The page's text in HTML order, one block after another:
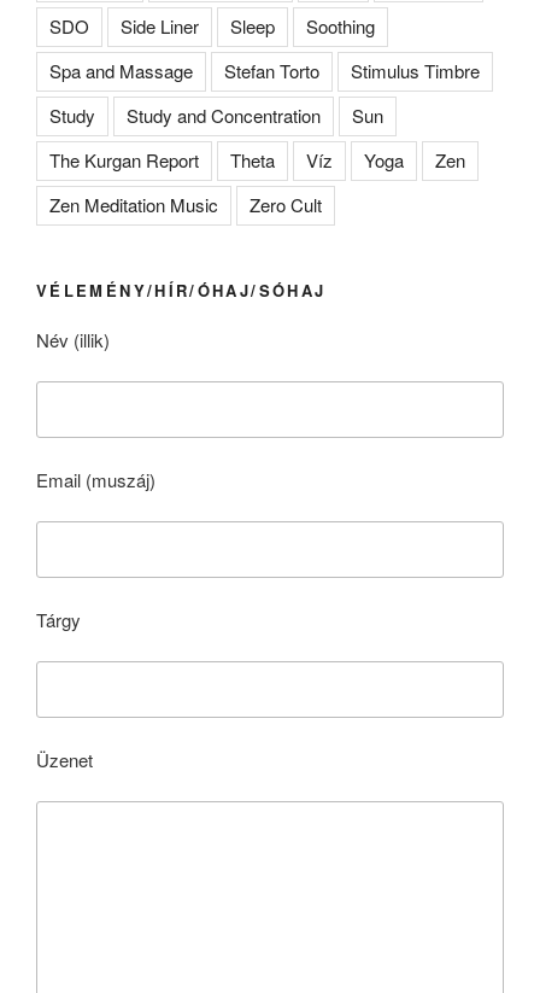
SDO Side Liner Sleep
Soothing
Spa and Massage
Stefan Torto
Stimulus Timbre
Study
Study and Concentration
Sun
The Kurgan Report
Theta Víz Yoga
Zen
Zen Meditation Music
Zero Cult
VÉLEMÉNY/HÍR/ÓHAJ/SÓHAJ
Név (illik)
Email (muszáj)
Tárgy
Üzenet